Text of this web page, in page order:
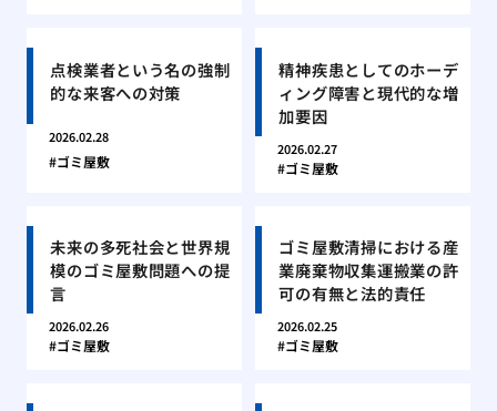
点検業者という名の強制
的な来客への対策
2026.02.28
ゴミ屋敷
精神疾患としてのホーデ
ィング障害と現代的な増
加要因
2026.02.27
ゴミ屋敷
未来の多死社会と世界規
模のゴミ屋敷問題への提
言
2026.02.26
ゴミ屋敷
ゴミ屋敷清掃における産
業廃棄物収集運搬業の許
可の有無と法的責任
2026.02.25
ゴミ屋敷